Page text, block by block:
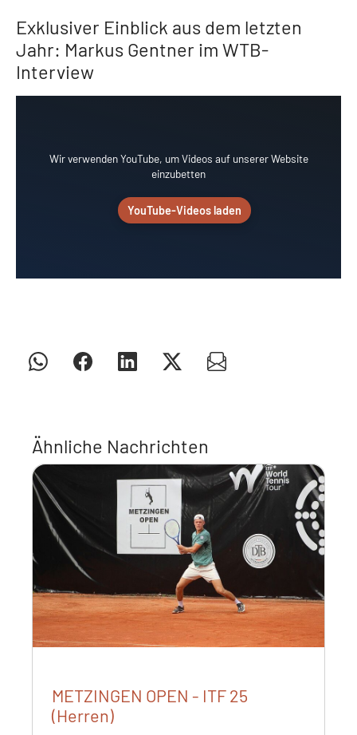
Exklusiver Einblick aus dem letzten
Jahr: Markus Gentner im WTB-
Interview
Wir verwenden YouTube, um Videos auf unserer Website
einzubetten
YouTube-Videos laden
Ähnliche Nachrichten
METZINGEN OPEN - ITF 25
(Herren)